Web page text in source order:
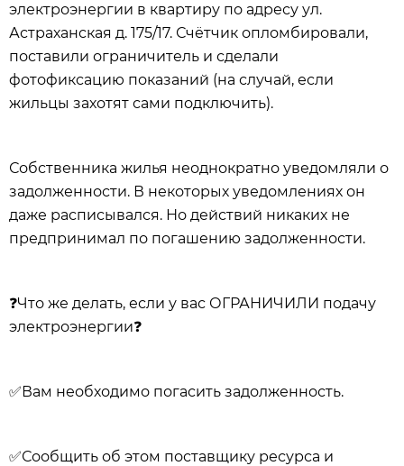
электроэнергии в квартиру по адресу ул.
Астраханская д. 175/17. Счётчик опломбировали,
поставили ограничитель и сделали
фотофиксацию показаний (на случай, если
жильцы захотят сами подключить).
Собственника жилья неоднократно уведомляли о
задолженности. В некоторых уведомлениях он
даже расписывался. Но действий никаких не
предпринимал по погашению задолженности.
❓Что же делать, если у вас ОГРАНИЧИЛИ подачу
электроэнергии❓
✅Вам необходимо погасить задолженность.
✅Сообщить об этом поставщику ресурса и